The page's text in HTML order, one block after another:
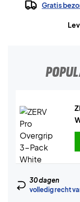
Gratis
30 dagen
volledig recht